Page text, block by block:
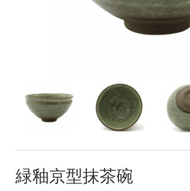
セール
30％OFF未満 10％OFF
緑釉京型抹茶碗